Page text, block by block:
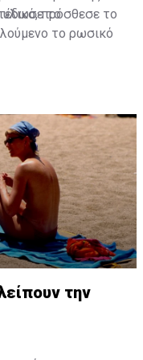
το
το ρωσικό
πρόσθεσε το
την